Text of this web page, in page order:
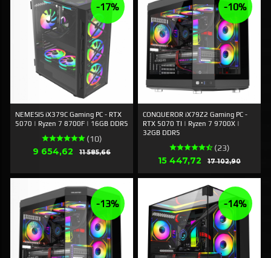
NEMESIS iX379C Gaming PC - RTX
5070 | Ryzen 7 8700F | 16GB DDR5
(10)
Tilbud
9 654,62 11 585,66Rabat
-17%
CONQUEROR iX79Z2 Gaming PC -
RTX 5070 TI | Ryzen 7 9700X |
32GB DDR5
(23)
Tilbud
15 447,72 17 102,90Rabat
-10%
-13% -14%